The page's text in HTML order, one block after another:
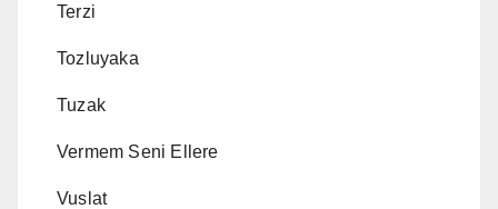
Terzi
Tozluyaka
Tuzak
Vermem Seni Ellere
Vuslat